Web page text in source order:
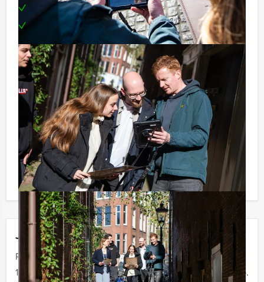
Jouw uitje
Prijs :
12 - 19 personen
€ 34,50 p.p.
Teambuilding
Te boeken op uw gewenste dag en tijdstip!
Tip:
Uiteraard is dit uitje uitstekend te combineren met een
heerlijke lunch vooraf of een uitgebreid diner na
afloop. U kunt dit spel ook combineren met andere
spelprogramma’s. Informeer naar de mogelijkheden!
Komt u niet aan het minimale aantal deelnemers voor
dit arrangement? Als u bereid bent voor het minimale
aantal te betalen, kunt u ook gewoon voor minder
personen boeken!